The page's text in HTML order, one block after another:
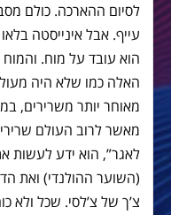
לסיום ההארכה. כולם
עייף. אבל אינייסטה
הוא עובד על מוח.
האלה כמו שלא היה
מאוחר יותר משרירים,
מאשר לרוב העולם
לאגר”, הוא ידע לעשות
(השוער ההולנדי) ואת
צ’ך של צ’לסי. שכל ולא